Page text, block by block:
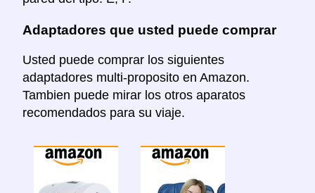
Adaptadores que usted puede comprar
Usted puede comprar los siguientes
adaptadores multi-proposito en Amazon.
Tambien puede mirar los otros aparatos
recomendados para su viaje.